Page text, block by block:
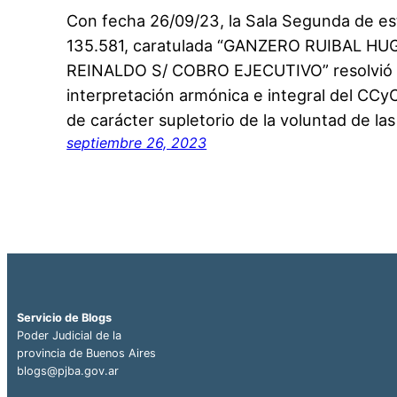
Con fecha 26/09/23, la Sala Segunda de
135.581, caratulada “GANZERO RUIBAL
REINALDO S/ COBRO EJECUTIVO”
interpretación armónica e integral del
de carácter supletorio de la voluntad de
septiembre 26, 2023
Servicio de Blogs
Poder Judicial de la
provincia de Buenos Aires
blogs@pjba.gov.ar